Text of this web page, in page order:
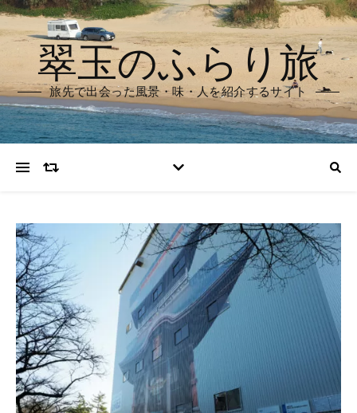
翠玉のふらり旅
旅先で出会った風景・味・人を紹介するサイト